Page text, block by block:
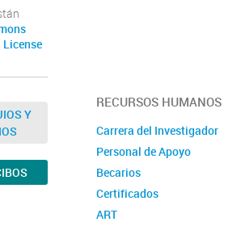
Y
RECURSOS HUMANOS
Carrera del Investigador
Personal de Apoyo
Becarios
Certificados
ART